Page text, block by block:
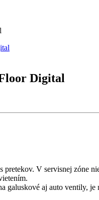
Digital
pretekov. V servisnej zóne
galuskové aj auto ventily,